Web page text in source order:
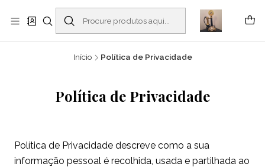
Buscantiguidades - Leilões. Colecionismo e antiguidades em Viana do
Castelo -
Ler mais
Início Política de Privacidade
Política de Privacidade
Política de Privacidade descreve como a sua
informação pessoal é recolhida, usada e partilhada ao